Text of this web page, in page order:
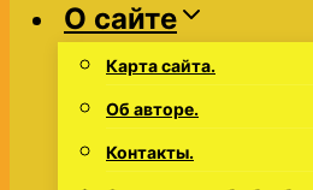
О сайте
Карта сайта.
Об авторе.
Контакты.